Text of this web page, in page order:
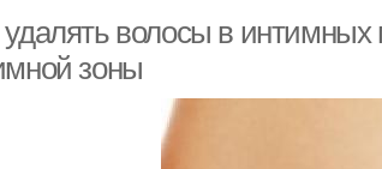
волосы в
зоны